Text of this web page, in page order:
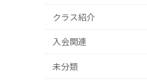
クラス紹介
入会関連
未分類